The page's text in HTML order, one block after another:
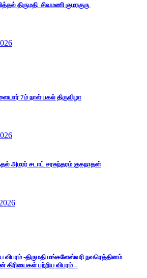
திருமதி சிவமணி குமரகுரு
7ம் நாள் பகல் திருவிழா
அமரர் சடாட் சரசுந்தரம் குகநாதன்
-திருமதி மங்களேஸ்வரி நவரெத்தினம்
பற்றிய விபரம் –